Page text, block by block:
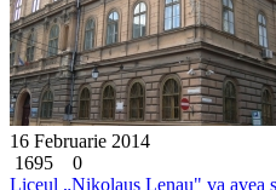
16 Februarie 2014
1695
0
Liceul „Nikolaus Lenau" va avea